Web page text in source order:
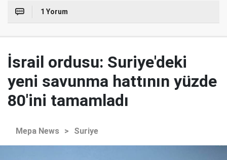
1 Yorum
İsrail ordusu: Suriye'deki
yeni savunma hattının yüzde
80'ini tamamladı
Mepa News > Suriye